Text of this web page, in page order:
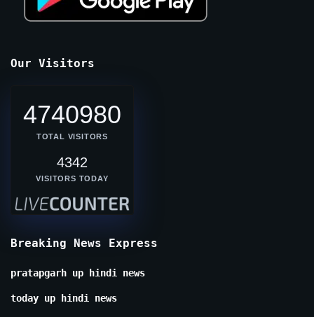
Our Visitors
4740980
TOTAL VISITORS
4342
VISITORS TODAY
Breaking News Express
pratapgarh up hindi news
today up hindi news